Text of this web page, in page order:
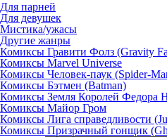
Для парней
Для девушек
Мистика/ужасы
Другие жанры
Комиксы Гравити Фолз (Gravity
Комиксы Marvel Universe
Комиксы Человек-паук (Spider-
Комиксы Бэтмен (Batman)
Комиксы Земля Королей Федора
Комиксы Майор Гром
Комиксы Лига справедливости
Комиксы Призрачный гонщик